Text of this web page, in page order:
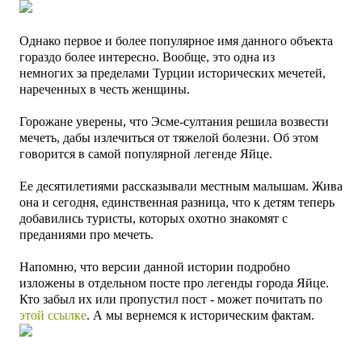
Однако первое и более популярное имя данного объекта
гораздо более интересно. Вообще, это одна из
немногих за пределами Турции исторических мечетей,
нареченных в честь женщины.
Горожане уверены, что Эсме-султания решила возвести
мечеть, дабы излечиться от тяжелой болезни. Об этом
говорится в самой популярной легенде Яйце.
Ее десятилетиями рассказывали местным малышам. Жива
она и сегодня, единственная разница, что к детям теперь
добавились туристы, которых охотно знакомят с
преданиями про мечеть.
Напомню, что версии данной истории подробно
изложены в отдельном посте про легенды города Яйце.
Кто забыл их или пропустил пост - может почитать по
этой ссылке. А мы вернемся к историческим фактам.